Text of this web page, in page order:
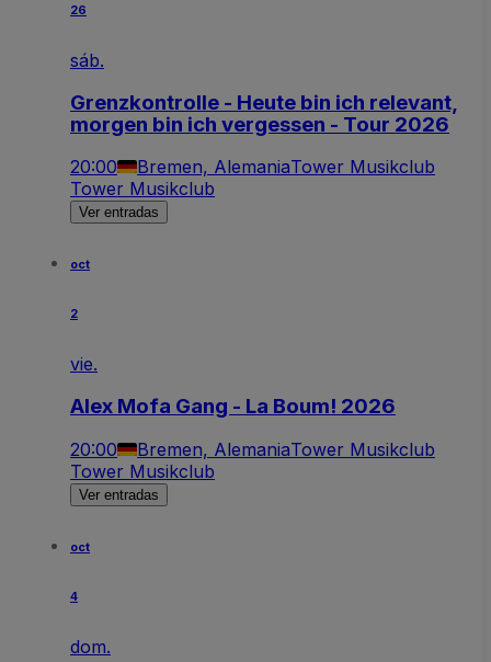
26
sáb.
Grenzkontrolle - Heute bin ich relevant,
morgen bin ich vergessen - Tour 2026
20:00 Bremen, AlemaniaTower Musikclub
Tower Musikclub
Ver entradas
oct
2
vie.
Alex Mofa Gang - La Boum! 2026
20:00 Bremen, AlemaniaTower Musikclub
Tower Musikclub
Ver entradas
oct
4
dom.